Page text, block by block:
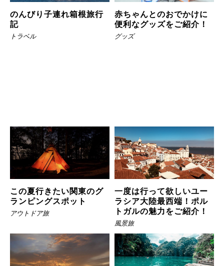
のんびり子連れ箱根旅行
記
トラベル
赤ちゃんとのおでかけに
便利なグッズをご紹介！
グッズ
この夏行きたい関東のグ
ランピングスポット
アウトドア旅
一度は行って欲しいユー
ラシア大陸最西端！ポル
トガルの魅力をご紹介！
風景旅